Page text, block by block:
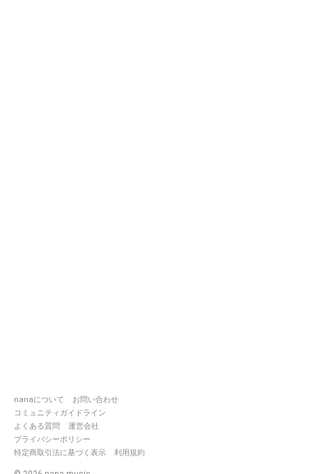
nanaについて
お問い合わせ
コミュニティガイドライン
よくある質問
運営会社
プライバシーポリシー
特定商取引法に基づく表示
利用規約